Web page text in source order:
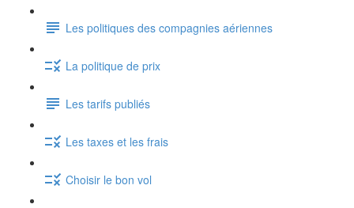
Les politiques des compagnies aériennes
La politique de prix
Les tarifs publiés
Les taxes et les frais
Choisir le bon vol